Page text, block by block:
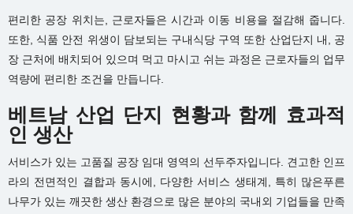
편리한 공장 위치는, 근로자들은 시간과 이동 비용을 절감해 줍니다.
또한, 식품 안전 위생이 담보되는 구내식당 구역 또한 산업단지 내, 공
장 근처에 배치되어 있으며 먹고 마시고 쉬는 과정은 근로자들의 업무
역량에 편리한 조건을 만듭니다.
베트남 산업 단지 현황과 함께 효과적
인 생산
서비스가 있는 고품질 공장 임대 영역의 선두주자입니다. 견고한 인프
라의 전면적인 결합과 동시에, 다양한 서비스 생태계, 특히 많은푸른
나무가 있는 깨끗한 생산 환경으로 많은 분야의 국내외 기업들을 만족